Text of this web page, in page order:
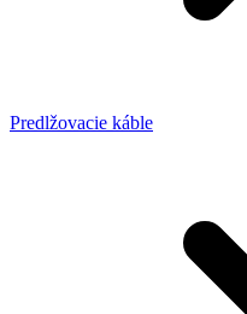
Predlžovacie káble